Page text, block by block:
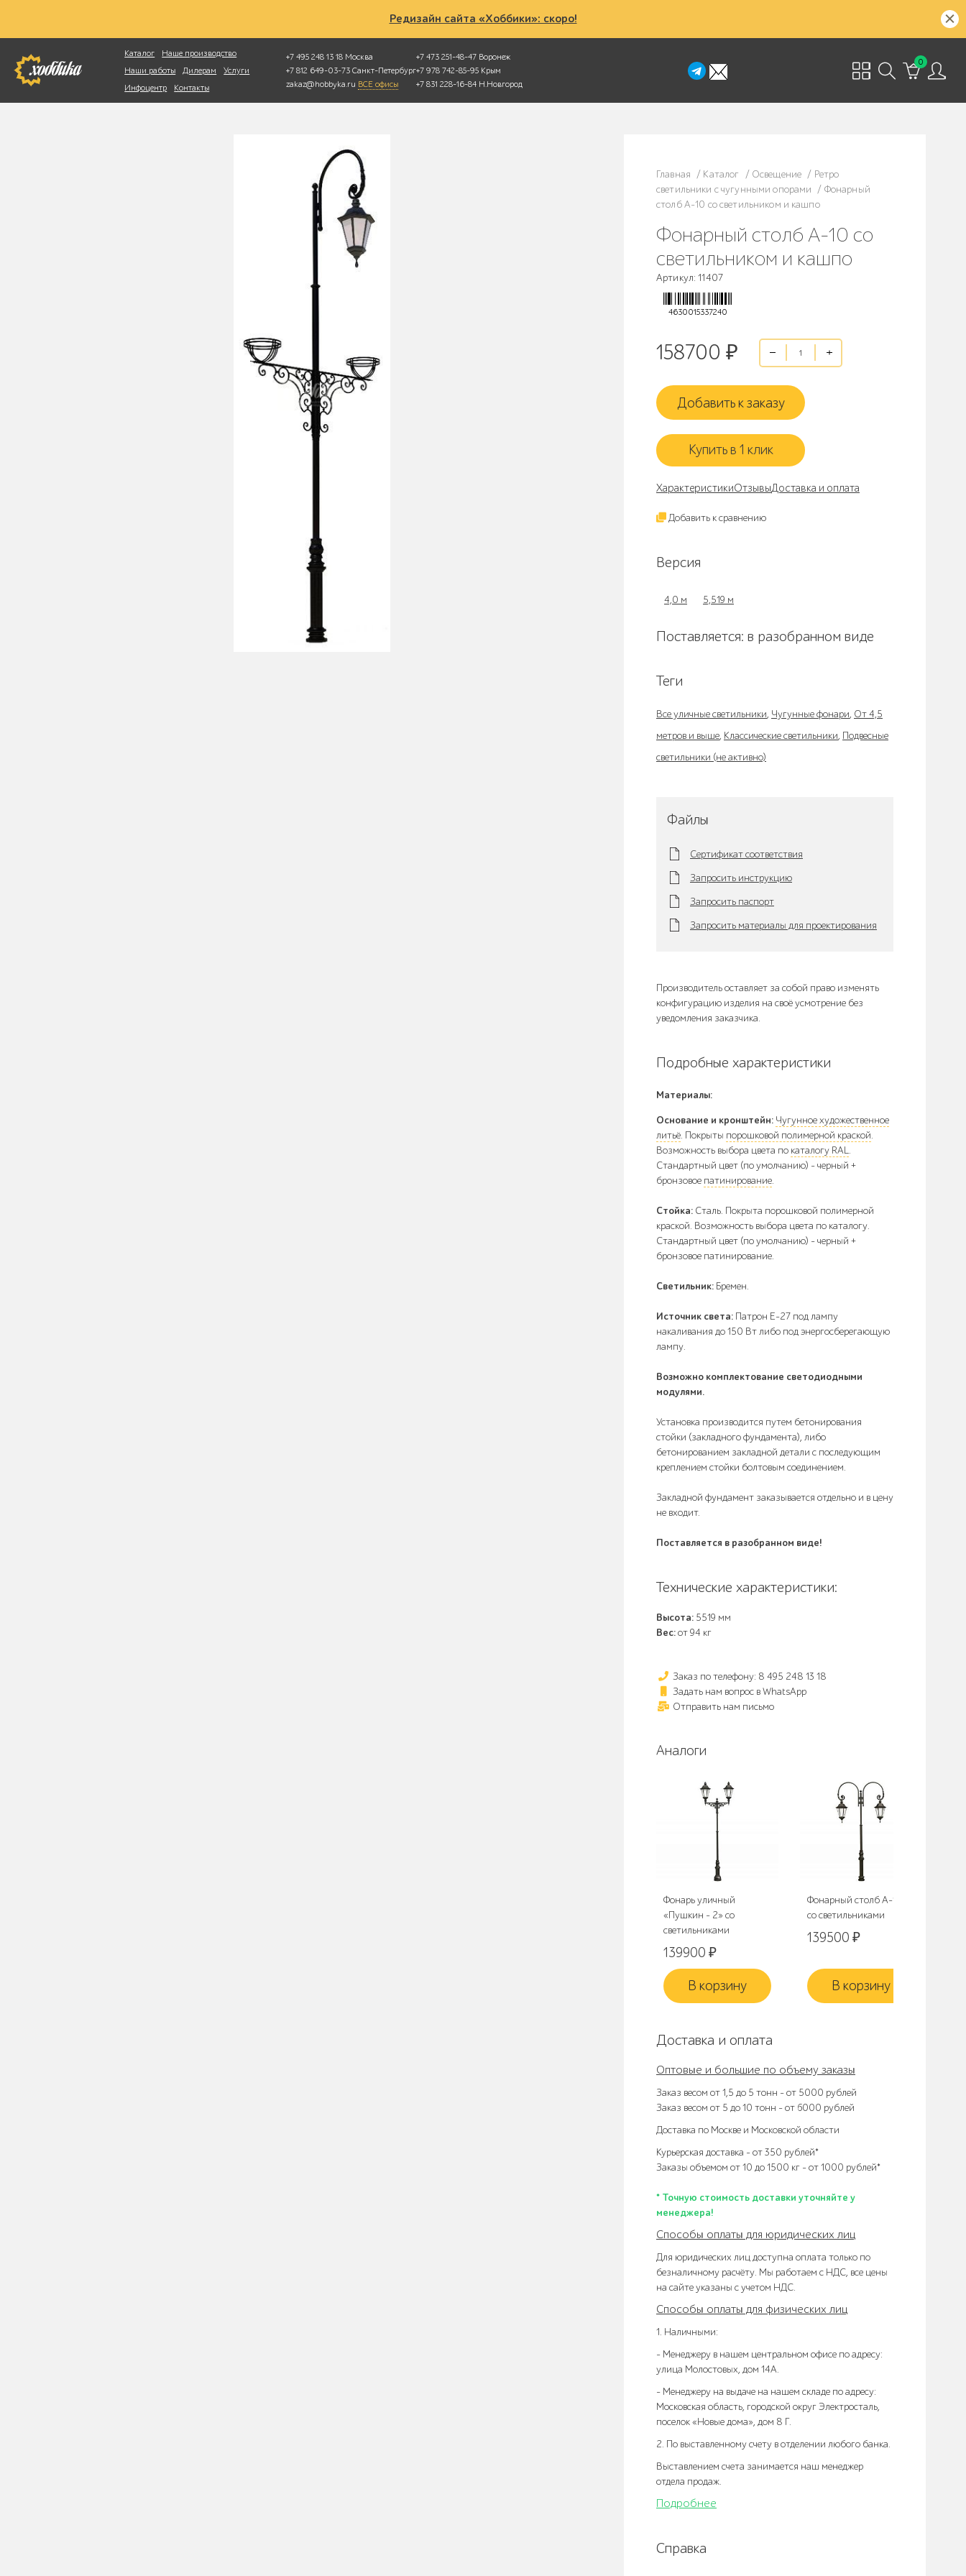
Редизайн сайта «Хоббики»: скоро!
Каталог
Наше производство
Наши работы
Дилерам
Услуги
Инфоцентр
Контакты
+7 495 248 13 18 Москва
+7 812 649-03-73 Санкт-Петербург
zakaz@hobbyka.ru ВСЕ офисы
+7 473 251-48-47 Воронеж
+7 978 742-85-95 Крым
+7 831 228-16-84 Н.Новгород
0
Фотопоиск
Главная / Каталог / Освещение / Ретро
светильники с чугунными опорами / Фонарный
столб А-10 со светильником и кашпо
Фонарный столб А-10 со
светильником и кашпо
Артикул: 11407
4630015337240
158700 ₽
Добавить к заказу
Купить в 1 клик
ХарактеристикиОтзывыДоставка и оплата
Добавить к сравнению
Версия
4,0 м 5,519 м
Поставляется: в разобранном виде
Теги
Все уличные светильники, Чугунные фонари, От 4,5
метров и выше, Классические светильники, Подвесные
светильники (не активно)
Файлы
Сертификат соответствия
Запросить инструкцию
Запросить паспорт
Запросить материалы для проектирования
Производитель оставляет за собой право изменять
конфигурацию изделия на своё усмотрение без
уведомления заказчика.
Подробные характеристики
Материалы:
Основание и кронштейн: Чугунное художественное
литьё. Покрыты порошковой полимерной краской.
Возможность выбора цвета по каталогу RAL.
Стандартный цвет (по умолчанию) - черный +
бронзовое патинирование.
Стойка: Сталь. Покрыта порошковой полимерной
краской. Возможность выбора цвета по каталогу.
Стандартный цвет (по умолчанию) - черный +
бронзовое патинирование.
Светильник: Бремен.
Источник света: Патрон E-27 под лампу
накаливания до 150 Вт либо под энергосберегающую
лампу.
Возможно комплектование светодиодными
модулями.
Установка производится путем бетонирования
стойки (закладного фундамента), либо
бетонированием закладной детали с последующим
креплением стойки болтовым соединением.
Закладной фундамент заказывается отдельно и в цену
не входит.
Поставляется в разобранном виде!
Технические характеристики:
Высота: 5519 мм
Вес:от 94 кг
Заказ по телефону: 8 495 248 13 18
Задать нам вопрос в WhatsApp
Отправить нам письмо
Аналоги
Фонарь уличный
«Пушкин - 2» со
светильниками
139900 ₽
В корзину
Фонарный столб А-11-2
со светильниками
139500 ₽
В корзину
Доставка и оплата
Оптовые и большие по объему заказы
Заказ весом от 1,5 до 5 тонн – от 5000 рублей
Заказ весом от 5 до 10 тонн – от 6000 рублей
Доставка по Москве и Московской области
Курьерская доставка – от 350 рублей*
Заказы объемом от 10 до 1500 кг – от 1000 рублей*
* Точную стоимость доставки уточняйте у
менеджера!
Способы оплаты для юридических лиц
Для юридических лиц доступна оплата только по
безналичному расчёту. Мы работаем с НДС, все цены
на сайте указаны с учетом НДС.
Способы оплаты для физических лиц
1. Наличными:
- Менеджеру в нашем центральном офисе по адресу:
улица Молостовых, дом 14А.
- Менеджеру на выдаче на нашем складе по адресу:
Московская область, городской округ Электросталь,
поселок «Новые дома», дом 8 Г.
2. По выставленному счету в отделении любого банка.
Выставлением счета занимается наш менеджер
отдела продаж.
Подробнее
Справка